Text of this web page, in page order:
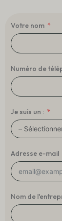
Votre nom
Numéro de
Je suis un :
Adresse e-mail
Nom de